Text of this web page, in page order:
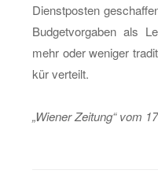
Dienst­pos­ten
Bud­get­vor­ga­ben als
mehr oder we­ni­ger
kür ver­teilt.
„Wie­ner Zei­tung“ vom